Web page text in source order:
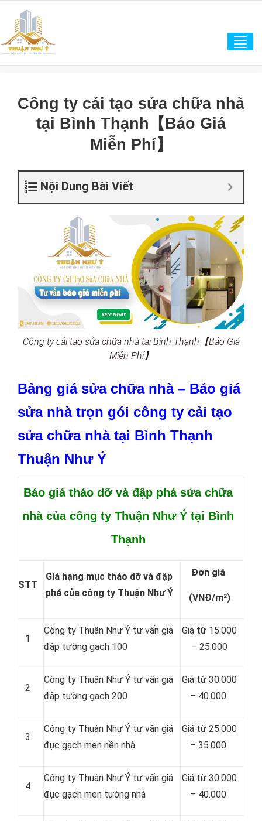
Công ty cải tạo sửa chữa nhà
tại Bình Thạnh【Báo Giá
Miễn Phí】
Nội Dung Bài Viết
Công ty cải tạo sửa chữa nhà tại Bình Thạnh【Báo Giá
Miễn Phí】
Bảng giá sửa chữa nhà – Báo giá
sửa nhà trọn gói công ty cải tạo
sửa chữa nhà tại Bình Thạnh
Thuận Như Ý
Báo giá tháo dỡ và đập phá sửa chữa
nhà của công ty Thuận Như Ý tại Bình
Thạnh
STT
Giá hạng mục tháo dỡ và đập
phá của công ty Thuận Như Ý
Đơn giá
(VNĐ/m²)
1
Công ty Thuận Như Ý tư vấn giá
đập tường gạch 100
Giá từ 15.000
– 25.000
2
Công ty Thuận Như Ý tư vấn giá
đập tường gạch 200
Giá từ 30.000
– 40.000
3
Công ty Thuận Như Ý tư vấn giá
đục gạch men nền nhà
Giá từ 25.000
– 35.000
4
Công ty Thuận Như Ý tư vấn giá
đục gạch men tường nhà
Giá từ 30.000
– 40.000